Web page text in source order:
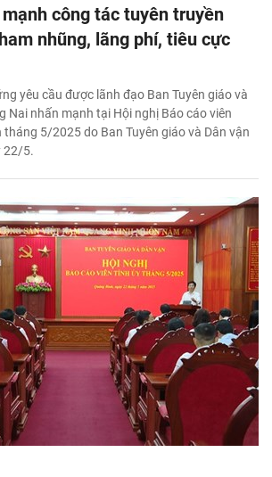
công tác tuyên truyền
nhũng, lãng phí, tiêu cực
yêu cầu được lãnh đạo Ban Tuyên giáo và
Nai nhấn mạnh tại Hội nghị Báo cáo viên
5/2025 do Ban Tuyên giáo và Dân vận
22/5.